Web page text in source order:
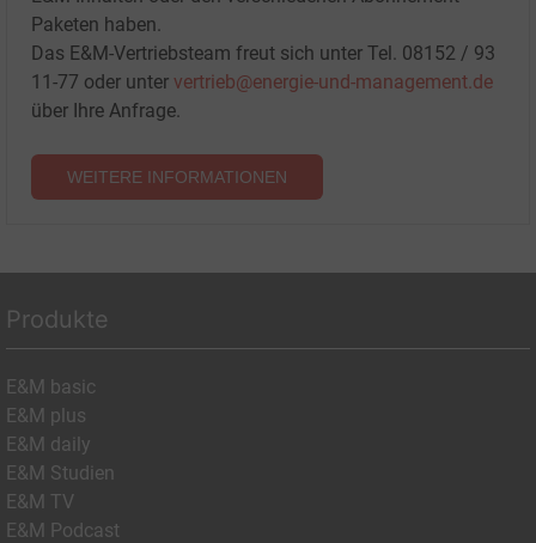
Paketen haben.
Das E&M-Vertriebsteam freut sich unter Tel. 08152 / 93
11-77 oder unter vertrieb@energie-und-management.de
über Ihre Anfrage.
WEITERE INFORMATIONEN
Produkte
E&M basic
E&M plus
E&M daily
E&M Studien
E&M TV
E&M Podcast